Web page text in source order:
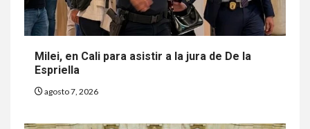
Milei, en Cali para asistir a la jura de De la
Espriella
agosto 7, 2026